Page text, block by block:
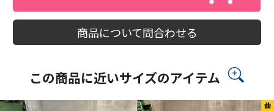
商品について問合わせる
この商品に近いサイズのアイテム